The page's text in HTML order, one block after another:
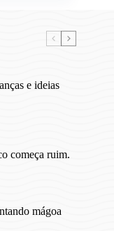
e ideias
começa ruim.
mágoa